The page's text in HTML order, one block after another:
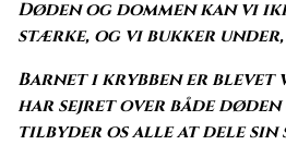
Døden og dommen kan vi
stærke, og vi bukker
Barnet i krybben er blevet
har sejret over både døden
tilbyder os alle at dele sin